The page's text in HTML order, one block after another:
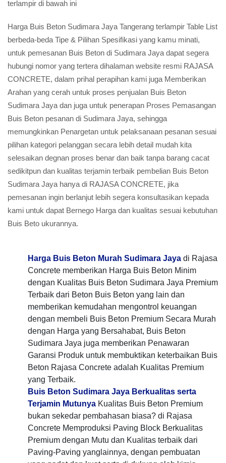
terlampir di bawah ini
Harga Buis Beton Sudimara Jaya Tangerang terlampir Table List
berbeda-beda Tipe & Pilihan Spesifikasi yang kamu minati,
untuk pemesanan Buis Beton di Sudimara Jaya dapat segera
hubungi nomor yang tertera dihalaman website resmi RAJASA
CONCRETE, dalam prihal perapihan kami juga Memberikan
Arahan yang cerah untuk proses penjualan Buis Beton
Sudimara Jaya dan juga untuk penerapan Proses Pemasangan
Buis Beton pesanan di Sudimara Jaya, sehingga
memungkinkan Penargetan untuk pelaksanaan pesanan sesuai
pilihan kategori pelanggan secara lebih detail mudah kita
selesaikan degnan proses benar dan baik tanpa barang cacat
sedikitpun dan kualitas terjamin terbaik pembelian Buis Beton
Sudimara Jaya hanya di RAJASA CONCRETE, jika
pemesanan ingin berlanjut lebih segera konsultasikan kepada
kami untuk dapat Bernego Harga dan kualitas sesuai kebutuhan
Buis Beto ukurannya.
Harga Buis Beton Murah Sudimara Jaya di Rajasa
Concrete memberikan Harga Buis Beton Minim
dengan Kualitas Buis Beton Sudimara Jaya Premium
Terbaik dari Beton Buis Beton yang lain dan
memberikan kemudahan mengontrol keuangan
dengan membeli Buis Beton Premium Secara Murah
dengan Harga yang Bersahabat, Buis Beton
Sudimara Jaya juga memberikan Penawaran
Garansi Produk untuk membuktikan keterbaikan Buis
Beton Rajasa Concrete adalah Kualitas Premium
yang Terbaik.
Buis Beton Sudimara Jaya Berkualitas serta
Terjamin Mutunya Kualitas Buis Beton Premium
bukan sekedar pembahasan biasa? di Rajasa
Concrete Memproduksi Paving Block Berkualitas
Premium dengan Mutu dan Kualitas terbaik dari
Paving-Paving yanglainnya, dengan pembuatan